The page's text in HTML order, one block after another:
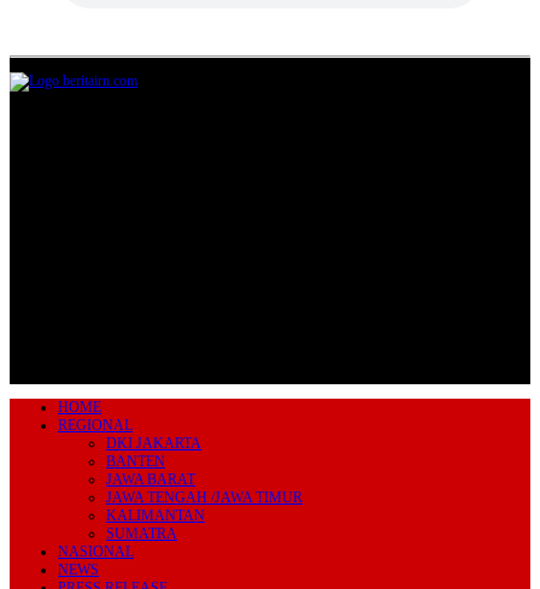
HOME
REGIONAL
DKI JAKARTA
BANTEN
JAWA BARAT
JAWA TENGAH /JAWA TIMUR
KALIMANTAN
SUMATRA
NASIONAL
NEWS